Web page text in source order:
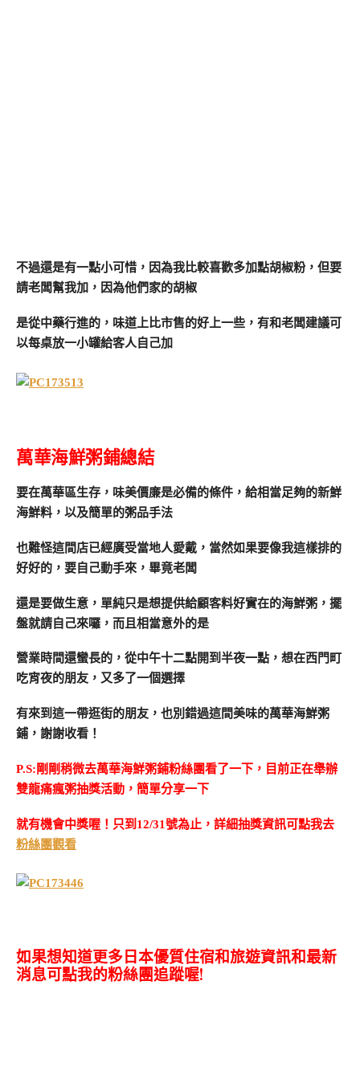
不過還是有一點小可惜，因為我比較喜歡多加點胡椒粉，但要
請老闆幫我加，因為他們家的胡椒
是從中藥行進的，味道上比市售的好上一些，有和老闆建議可
以每桌放一小罐給客人自己加
萬華海鮮粥鋪總結
要在萬華區生存，味美價廉是必備的條件，給相當足夠的新鮮
海鮮料，以及簡單的粥品手法
也難怪這間店已經廣受當地人愛戴，當然如果要像我這樣排的
好好的，要自己動手來，畢竟老闆
還是要做生意，單純只是想提供給顧客料好實在的海鮮粥，擺
盤就請自己來囉，而且相當意外的是
營業時間還蠻長的，從中午十二點開到半夜一點，想在西門町
吃宵夜的朋友，又多了一個選擇
有來到這一帶逛街的朋友，也別錯過這間美味的萬華海鮮粥
鋪，謝謝收看！
P.S:剛剛稍微去萬華海鮮粥鋪粉絲團看了一下，目前正在舉辦
雙龍痛瘋粥抽獎活動，簡單分享一下
就有機會中獎喔！只到12/31號為止，詳細抽獎資訊可點我去
粉絲團觀看
如果想知道更多日本優質住宿和旅遊資訊和最新
消息可點我的粉絲團追蹤喔!